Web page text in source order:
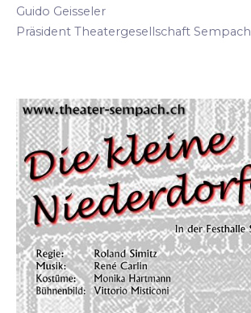
Guido Geisseler
Präsident Theatergesellschaft Sempach